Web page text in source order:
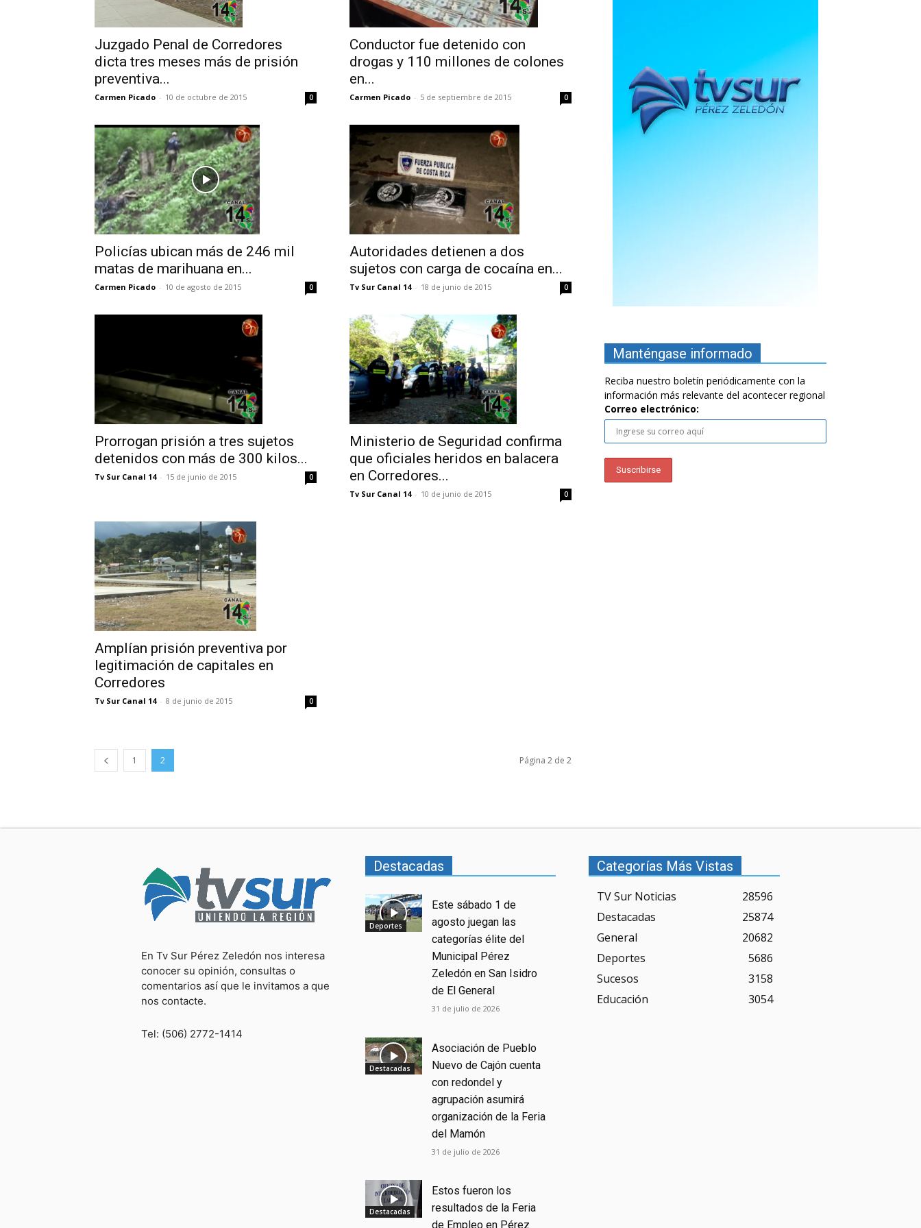
Juzgado Penal de Corredores
dicta tres meses más de prisión
preventiva...
Carmen Picado - 10 de octubre de 2015 0
Conductor fue detenido con
drogas y 110 millones de colones
en...
Carmen Picado - 5 de septiembre de 2015 0
Policías ubican más de 246 mil
matas de marihuana en...
Carmen Picado - 10 de agosto de 2015 0
Autoridades detienen a dos
sujetos con carga de cocaína en...
Tv Sur Canal 14 - 18 de junio de 2015 0
Prorrogan prisión a tres sujetos
detenidos con más de 300 kilos...
Tv Sur Canal 14 - 15 de junio de 2015 0
Ministerio de Seguridad confirma
que oficiales heridos en balacera
en Corredores...
Tv Sur Canal 14 - 10 de junio de 2015 0
Amplían prisión preventiva por
legitimación de capitales en
Corredores
Tv Sur Canal 14 - 8 de junio de 2015 0
1 2 Página 2 de 2
Manténgase informado
Reciba nuestro boletín periódicamente con la
información más relevante del acontecer regional
Correo electrónico:
En Tv Sur Pérez Zeledón nos interesa
conocer su opinión, consultas o
comentarios así que le invitamos a que
nos contacte.
Tel: (506) 2772-1414
Destacadas
Deportes
Este sábado 1 de
agosto juegan las
categorías élite del
Municipal Pérez
Zeledón en San Isidro
de El General
31 de julio de 2026
Destacadas
Asociación de Pueblo
Nuevo de Cajón cuenta
con redondel y
agrupación asumirá
organización de la Feria
del Mamón
31 de julio de 2026
Destacadas
Estos fueron los
resultados de la Feria
de Empleo en Pérez
Categorías Más Vistas
TV Sur Noticias
28596
Destacadas
25874
General
20682
Deportes
5686
Sucesos
3158
Educación
3054